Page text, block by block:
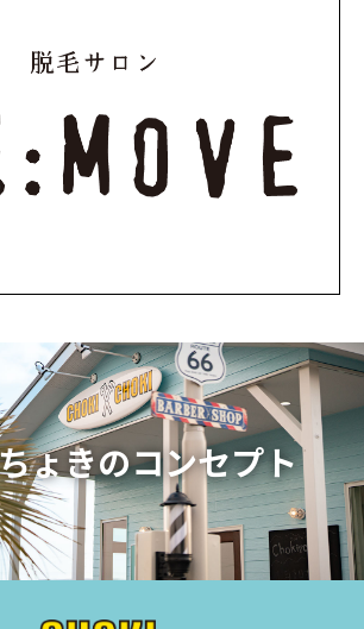
ょきのコンセプト